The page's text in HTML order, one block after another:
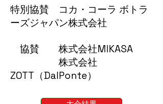
特別協賛 コカ・コーラ ボトラ
ーズジャパン株式会社
協賛 株式会社MIKASA
​ 株式会社
ZOTT（DalPonte）